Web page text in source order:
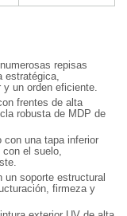
repisas
estratégica,
y un orden eficiente.
frentes de alta
robusta de MDP de
con una tapa inferior
el suelo,
un soporte estructural
firmeza y